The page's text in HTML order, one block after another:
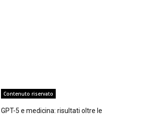
Contenuto riservato
GPT-5 e medicina: risultati oltre le